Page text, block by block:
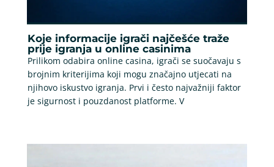
Koje informacije igrači najčešće traže
prije igranja u online casinima
Prilikom odabira online casina, igrači se suočavaju s
brojnim kriterijima koji mogu značajno utjecati na
njihovo iskustvo igranja. Prvi i često najvažniji faktor
je sigurnost i pouzdanost platforme. V